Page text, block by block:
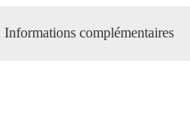
Informations complémentaires